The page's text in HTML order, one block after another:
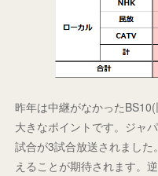
昨年は中継がなかった
大きなポイントです。ジャ
試合が3試合放送されまし
えることが期待されます。